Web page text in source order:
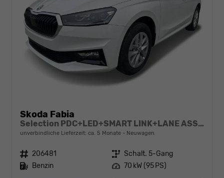
Skoda Fabia
Selection PDC+LED+SMART LINK+LANE ASSIST
unverbindliche Lieferzeit: ca. 5 Monate Neuwagen
Fahrzeugnr. 206481 Getriebe Schalt. 5-Gang
Kraftstoff Benzin Leistung 70 kW (95 PS)